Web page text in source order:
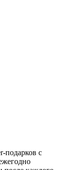
подарков с